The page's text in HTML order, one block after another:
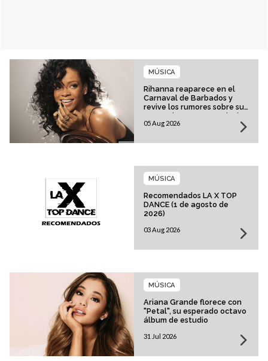
Rihanna reaparece en el
Carnaval de Barbados y
revive los rumores sobre su
esperado regreso musical
MÚSICA
05 Aug 2026
Recomendados LA X TOP
DANCE (1 de agosto de
2026)
MÚSICA
03 Aug 2026
Ariana Grande florece con
"Petal", su esperado octavo
álbum de estudio
MÚSICA
31 Jul 2026